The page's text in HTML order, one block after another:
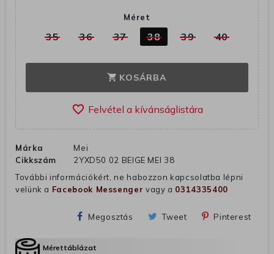
Méret
35 36 37 38 39 40
shopping_cart KOSÁRBA
favorite_border
Márka
Mei
Cikkszám
2YXD50 02 BEIGE MEI 38
További információkért, ne habozzon kapcsolatba lépni
velünk a Facebook Messenger vagy a 0314335400
Megosztás Tweet Pinterest
Mérettáblázat